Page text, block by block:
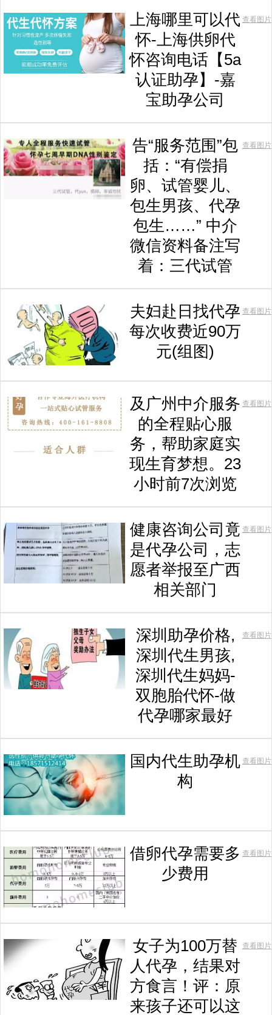
上海哪里可以代
怀-上海供卵代
怀咨询电话【5a
认证助孕】-嘉
宝助孕公司
查看图片
告“服务范围”包
括：“有偿捐
卵、试管婴儿、
包生男孩、代孕
包生……” 中介
微信资料备注写
着：三代试管
查看图片
夫妇赴日找代孕
每次收费近90万
元(组图)
查看图片
及广州中介服务
的全程贴心服
务，帮助家庭实
现生育梦想。23
小时前7次浏览
查看图片
健康咨询公司竟
是代孕公司，志
愿者举报至广西
相关部门
查看图片
深圳助孕价格,
深圳代生男孩,
深圳代生妈妈-
双胞胎代怀-做
代孕哪家最好
查看图片
国内代生助孕机
构
查看图片
借卵代孕需要多
少费用
查看图片
女子为100万替
人代孕，结果对
方食言！评：原
来孩子还可以这
查看图片